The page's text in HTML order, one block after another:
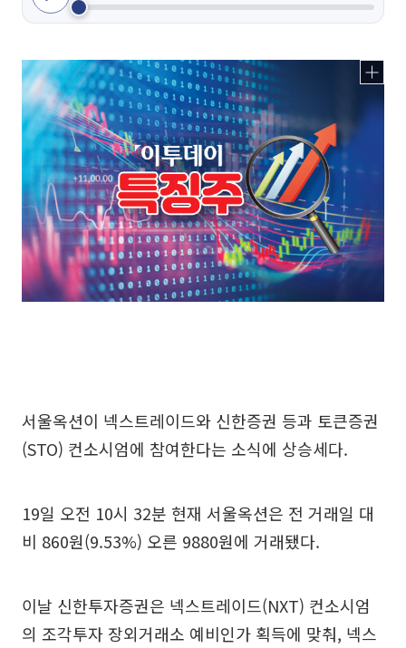
서울옥션이 넥스트레이드와 신한증권 등과 토큰증권
(STO) 컨소시엄에 참여한다는 소식에 상승세다.
19일 오전 10시 32분 현재 서울옥션은 전 거래일 대
비 860원(9.53%) 오른 9880원에 거래됐다.
이날 신한투자증권은 넥스트레이드(NXT) 컨소시엄
의 조각투자 장외거래소 예비인가 획득에 맞춰, 넥스